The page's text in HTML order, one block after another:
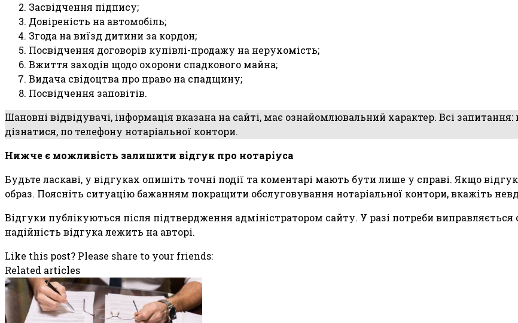
Засвідчення підпису;
Довіреність на автомобіль;
Згода на виїзд дитини за кордон;
Посвідчення договорів купівлі-продажу на нерухомість;
Вжиття заходів щодо охорони спадкового майна;
Видача свідоцтва про право на спадщину;
Посвідчення заповітів.
Шановні відвідувачі, інформація вказана на сайті, має ознайомлювальний характер. Всі
дізнатися, по телефону нотаріальної контори.
Нижче є можливість залишити відгук про нотаріуса
Будьте ласкаві, у відгуках опишіть точні події та коментарі мають бути лише у справі. Якщо
образ. Поясніть ситуацію бажанням покращити обслуговування нотаріальної контори, вкажіть
Відгуки публікуються після підтвердження адміністратором сайту. У разі потреби виправляється
надійність відгука лежить на авторі.
Like this post? Please share to your friends:
Related articles